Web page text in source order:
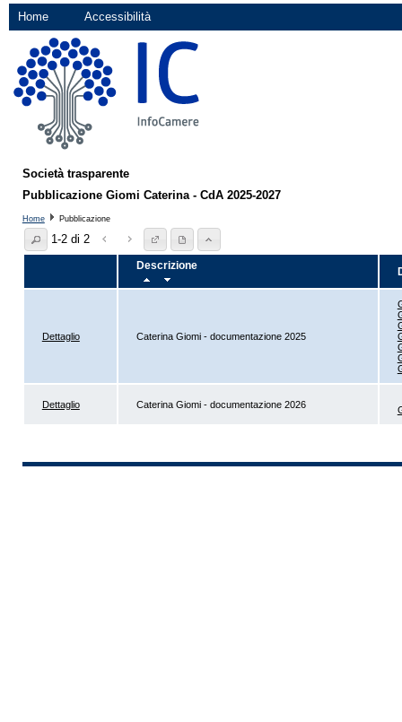
Home Accessibilità
Società trasparente
Pubblicazione Giomi Caterina - CdA 2025-2027
Home Pubblicazione
1-2 di 2
Descrizione
Dettaglio Caterina Giomi - documentazione 2025
Dettaglio Caterina Giomi - documentazione 2026